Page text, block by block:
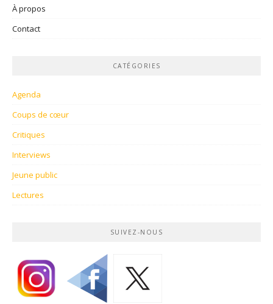
À propos
Contact
CATÉGORIES
Agenda
Coups de cœur
Critiques
Interviews
Jeune public
Lectures
SUIVEZ-NOUS